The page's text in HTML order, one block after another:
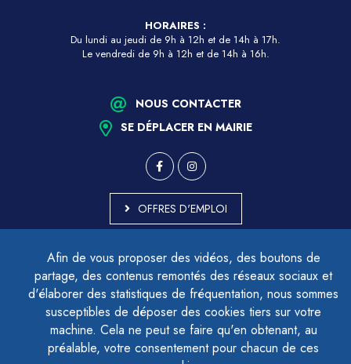
Afin de vous proposer des vidéos, des boutons de
partage, des contenus remontés des réseaux sociaux et
d'élaborer des statistiques de fréquentation, nous sommes
susceptibles de déposer des cookies tiers sur votre
machine. Cela ne peut se faire qu'en obtenant, au
préalable, votre consentement pour chacun de ces
HORAIRES :
Du lundi au jeudi de 9h à 12h et de 14h à 17h.
Le vendredi de 9h à 12h et de 14h à 16h.
NOUS CONTACTER
SE DÉPLACER EN MAIRIE
OFFRES D'EMPLOI
ACCESSIBILITÉ - PARTIELLEMENT CONFORME
PLAN DU SITE
MENTIONS LÉGALES
CONTACTER LE DÉLÉGUÉ À LA PROTECTION DES DONNÉES
GESTION DES COOKIES